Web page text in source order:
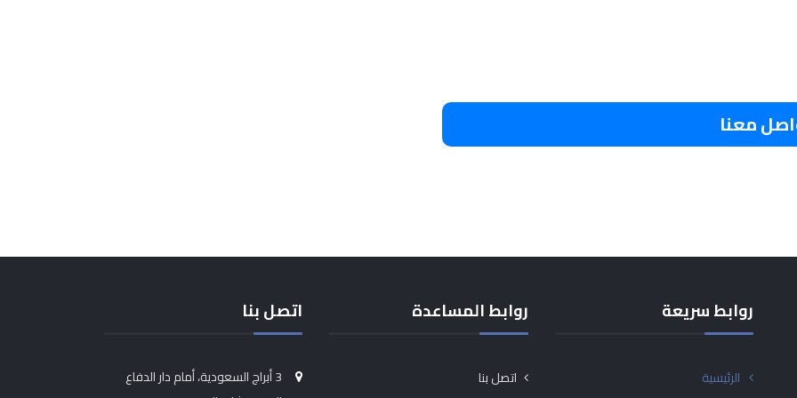
معنا
روابط سريعة
الرئيسية
روابط المساعدة
اتصل بنا
اتصل بنا
3 أبراج السعودية، أمام دار الدفاع